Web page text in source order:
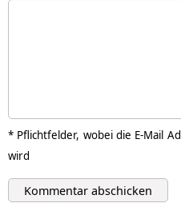
* Pflichtfelder, wobei die E-Mail
wird